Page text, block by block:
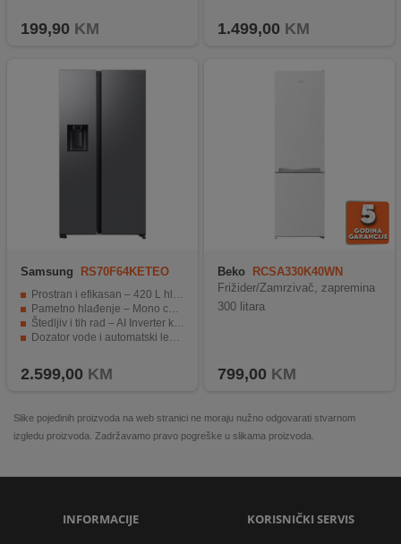
199,90 KM 1.499,00 KM
Samsung RS70F64KETEO
Prostran i efikasan – 420 L hladnjaka + 220 L zamrzivača
Pametno hlađenje – Mono cooling + SpaceMax™ tehnologija
Štedljiv i tih rad – AI Inverter kompresor
Dozator vode i automatski ledomat za svakodnevnu praktičnost
2.599,00 KM
Beko
RCSA330K40WN
Frižider/Zamrzivač, zapremina
300 litara
799,00 KM
Slike pojedinih proizvoda na web stranici ne moraju nužno odgovarati stvarnom
izgledu proizvoda. Zadržavamo pravo pogreške u slikama proizvoda.
INFORMACIJE KORISNIČKI SERVIS